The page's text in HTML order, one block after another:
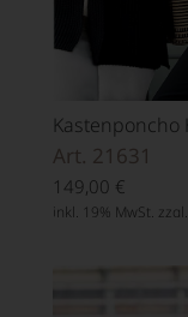
Art. 21631
149,00 €
inkl. 19% MwSt. zzgl.